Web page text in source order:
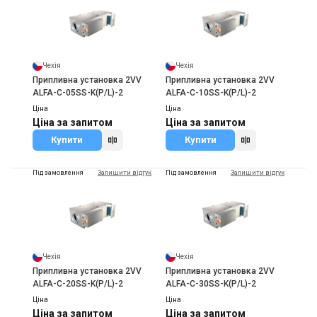
Під замовлення Залишити відгук
Вентиляційна решітка
MADEL серія DXL
Ціна
Під замовлення Залишити відгук
Вентиляційна решітка
MADEL серія CXT
Ціна
Чехія
Припливна установка 2VV
ALFA-C-05SS-K(P/L)-2
Ціна
Ціна за запитом
Купити
Чехія
Припливна установка 2VV
ALFA-C-10SS-K(P/L)-2
Ціна
Ціна за запитом
Купити
Під замовлення Залишити відгук
Чехія
Припливна установка 2VV
ALFA-C-20SS-K(P/L)-2
Ціна
Ціна за запитом
Під замовлення Залишити відгук
Чехія
Припливна установка 2VV
ALFA-C-30SS-K(P/L)-2
Ціна
Ціна за запитом